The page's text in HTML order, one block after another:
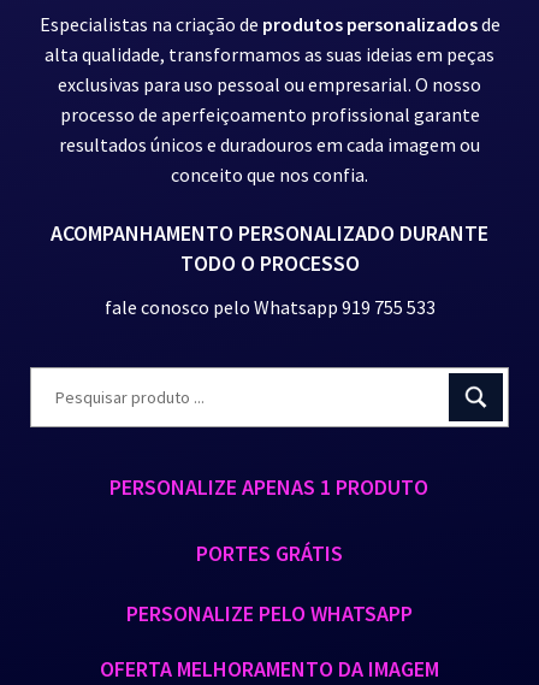
Especialistas na criação de produtos personalizadosde
alta qualidade, transformamos as suas ideias em peças
exclusivas para uso pessoal ou empresarial. O nosso
processo de aperfeiçoamento profissional garante
resultados únicos e duradouros em cada imagem ou
conceito que nos confia.
ACOMPANHAMENTO PERSONALIZADO DURANTE
TODO O PROCESSO
fale conosco pelo Whatsapp 919 755 533
PERSONALIZE APENAS 1 PRODUTO
PORTES GRÁTIS
PERSONALIZE PELO WHATSAPP
OFERTA MELHORAMENTO DA IMAGEM